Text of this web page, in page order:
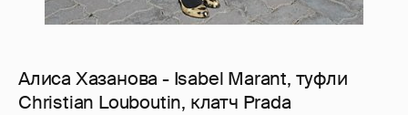
Алиса Хазанова - Isabel Marant, туфли
Christian Louboutin, клатч Prada